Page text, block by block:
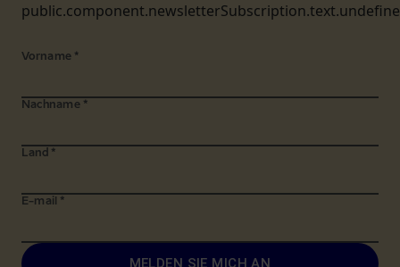
Vorname *
Nachname *
Land *
E-mail *
MELDEN SIE MICH AN